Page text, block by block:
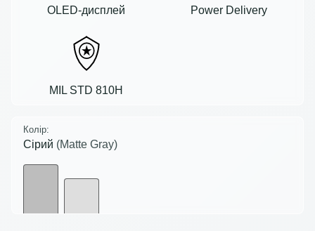
OLED-дисплей Power Delivery
MIL STD 810H
Колір:
Сірий (Matte Gray)